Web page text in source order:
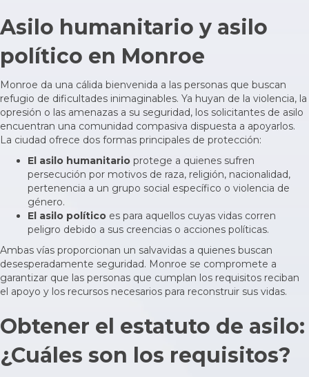
Asilo humanitario y asilo
político en Monroe
Monroe da una cálida bienvenida a las personas que buscan
refugio de dificultades inimaginables. Ya huyan de la violencia, la
opresión o las amenazas a su seguridad, los solicitantes de asilo
encuentran una comunidad compasiva dispuesta a apoyarlos.
La ciudad ofrece dos formas principales de protección:
El asilo humanitario protege a quienes sufren
persecución por motivos de raza, religión, nacionalidad,
pertenencia a un grupo social específico o violencia de
género.
El asilo político es para aquellos cuyas vidas corren
peligro debido a sus creencias o acciones políticas.
Ambas vías proporcionan un salvavidas a quienes buscan
desesperadamente seguridad. Monroe se compromete a
garantizar que las personas que cumplan los requisitos reciban
el apoyo y los recursos necesarios para reconstruir sus vidas.
Obtener el estatuto de asilo:
¿Cuáles son los requisitos?